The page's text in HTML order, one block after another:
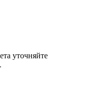
уточняйте